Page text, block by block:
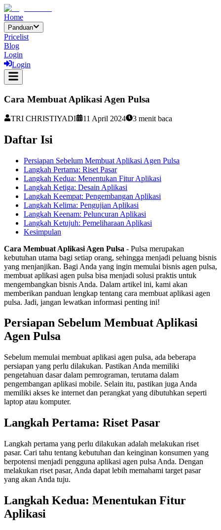
Home
Panduan
Pricelist
Blog
Login
Login
Cara Membuat Aplikasi Agen Pulsa
TRI CHRISTIYADI 11 April 2024 3 menit baca
Daftar Isi
Persiapan Sebelum Membuat Aplikasi Agen Pulsa
Langkah Pertama: Riset Pasar
Langkah Kedua: Menentukan Fitur Aplikasi
Langkah Ketiga: Desain Aplikasi
Langkah Keempat: Pengembangan Aplikasi
Langkah Kelima: Pengujian Aplikasi
Langkah Keenam: Peluncuran Aplikasi
Langkah Ketujuh: Pemeliharaan Aplikasi
Kesimpulan
Cara Membuat Aplikasi Agen Pulsa - Pulsa merupakan
kebutuhan utama bagi setiap orang, sehingga menjadi peluang bisnis
yang menjanjikan. Bagi Anda yang ingin memulai bisnis agen pulsa,
membuat aplikasi agen pulsa bisa menjadi solusi praktis untuk
mengembangkan bisnis Anda. Dalam artikel ini, kami akan
memberikan panduan lengkap tentang cara membuat aplikasi agen
pulsa. Jadi, jangan lewatkan informasi penting ini!
Persiapan Sebelum Membuat Aplikasi
Agen Pulsa
Sebelum memulai membuat aplikasi agen pulsa, ada beberapa
persiapan yang perlu dilakukan. Pastikan Anda memiliki
pengetahuan dasar dalam pemrograman, terutama dalam
pengembangan aplikasi mobile. Selain itu, pastikan juga Anda
memiliki akses ke internet dan perangkat yang dibutuhkan seperti
laptop atau komputer.
Langkah Pertama: Riset Pasar
Langkah pertama yang perlu dilakukan adalah melakukan riset
pasar. Cari tahu tentang kebutuhan dan keinginan konsumen yang
berpotensi menjadi pengguna aplikasi agen pulsa Anda. Dengan
melakukan riset pasar, Anda dapat lebih memahami target pasar
yang akan Anda tuju.
Langkah Kedua: Menentukan Fitur
Aplikasi